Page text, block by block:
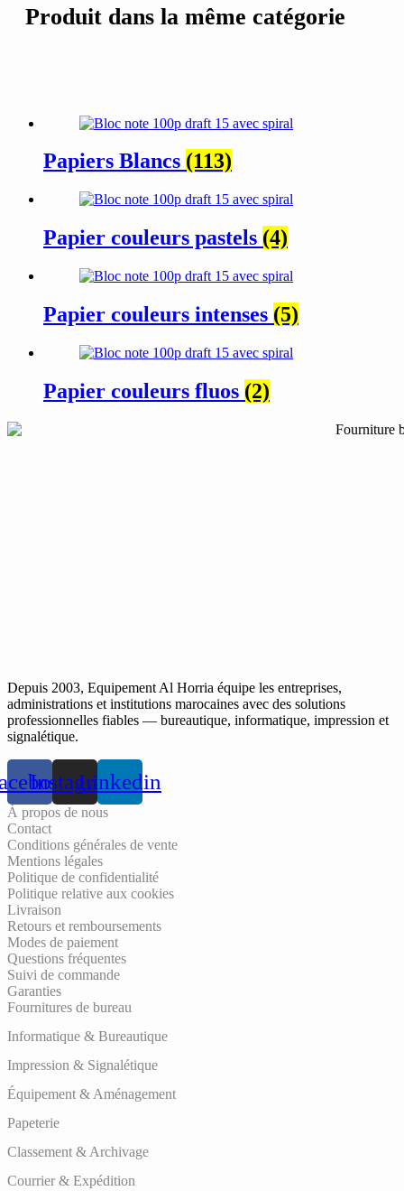
Produit dans la même catégorie
Papiers Blancs (113)
Papier couleurs pastels (4)
Papier couleurs intenses (5)
Papier couleurs fluos (2)
Depuis 2003, Equipement Al Horria équipe les entreprises,
administrations et institutions marocaines avec des solutions
professionnelles fiables — bureautique, informatique, impression et
signalétique.
InstagramLinkedin
À propos de nous
Contact
Conditions générales de vente
Mentions légales
Politique de confidentialité
Politique relative aux cookies
Livraison
Retours et remboursements
Modes de paiement
Questions fréquentes
Suivi de commande
Garanties
Fournitures de bureau
Informatique & Bureautique
Impression & Signalétique
Équipement & Aménagement
Papeterie
Classement & Archivage
Courrier & Expédition